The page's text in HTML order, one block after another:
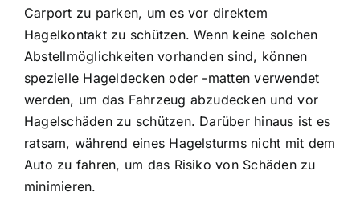
Carport zu parken, um es vor direktem
Hagelkontakt zu schützen. Wenn keine solchen
Abstellmöglichkeiten vorhanden sind, können
spezielle Hageldecken oder -matten verwendet
werden, um das Fahrzeug abzudecken und vor
Hagelschäden zu schützen. Darüber hinaus ist es
ratsam, während eines Hagelsturms nicht mit dem
Auto zu fahren, um das Risiko von Schäden zu
minimieren.